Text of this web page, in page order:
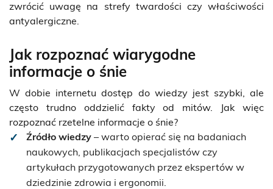
zwrócić uwagę na strefy twardości czy właściwości
antyalergiczne.
Jak rozpoznać wiarygodne
informacje o śnie
W dobie internetu dostęp do wiedzy jest szybki, ale
często trudno oddzielić fakty od mitów. Jak więc
rozpoznać rzetelne informacje o śnie?
Źródło wiedzy – warto opierać się na badaniach
naukowych, publikacjach specjalistów czy
artykułach przygotowanych przez ekspertów w
dziedzinie zdrowia i ergonomii.